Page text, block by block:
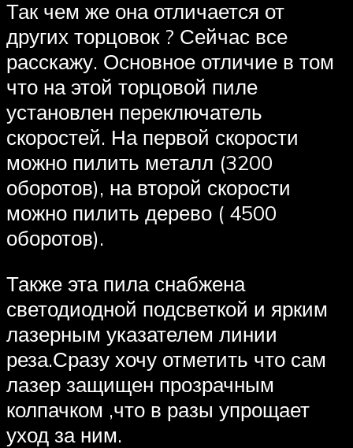
Так чем же она отличается от
других торцовок ? Сейчас все
расскажу. Основное отличие в том
что на этой торцовой пиле
установлен переключатель
скоростей. На первой скорости
можно пилить металл (3200
оборотов), на второй скорости
можно пилить дерево ( 4500
оборотов).
Также эта пила снабжена
светодиодной подсветкой и ярким
лазерным указателем линии
реза.Сразу хочу отметить что сам
лазер защищен прозрачным
колпачком ,что в разы упрощает
уход за ним.